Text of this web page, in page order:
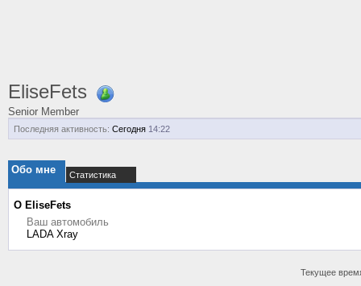
EliseFets
Senior Member
Последняя активность: Сегодня 14:22
Обо мне Статистика
О EliseFets
Ваш автомобиль
LADA Xray
Текущее